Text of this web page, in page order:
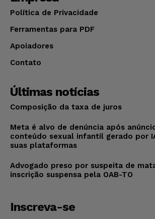
Política de Privacidade
Ferramentas para PDF
Apoiadores
Contato
Últimas notícias
Composição da taxa de juros
Meta é alvo de denúncia após
conteúdo sexual infantil gerado por
suas plataformas
Advogado preso por suspeita de
inscrição suspensa pela OAB-TO
Inscreva-se